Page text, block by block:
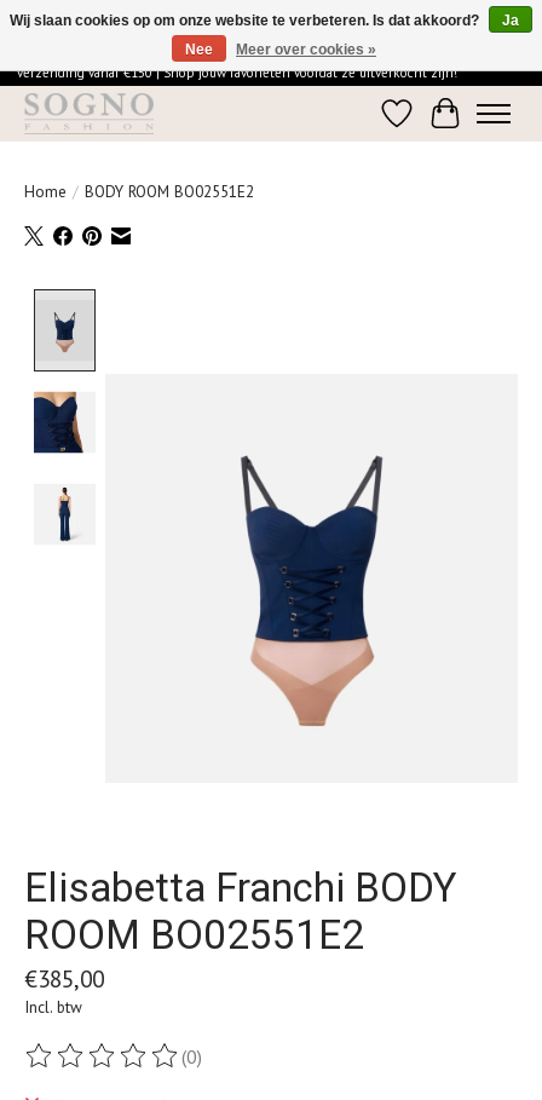
Ontdek de elegantie van SOGNO Fashion | Vandaag besteld = morgen in huis | Gratis
verzending vanaf €150 | Shop jouw favorieten voordat ze uitverkocht zijn!
Verlanglijst
Home / BODY ROOM BO02551E2
Elisabetta Franchi BODY
ROOM BO02551E2
€385,00
Incl. btw
De beoordeling van dit product is
(0)
Wij slaan cookies op om onze website te verbeteren. Is dat akkoord?
Ja
Nee
Meer over cookies »